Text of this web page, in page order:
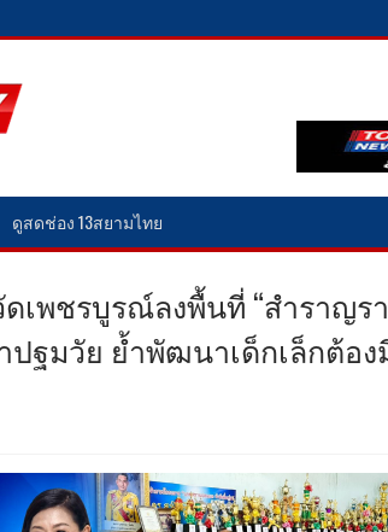
ดูสดช่อง 13สยามไทย
เพชรบูรณ์ลงพื้นที่ “สำราญร
ปฐมวัย ย้ำพัฒนาเด็กเล็กต้อ